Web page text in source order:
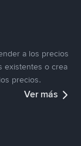
a los precios
existentes o crea
precios.
Ver más